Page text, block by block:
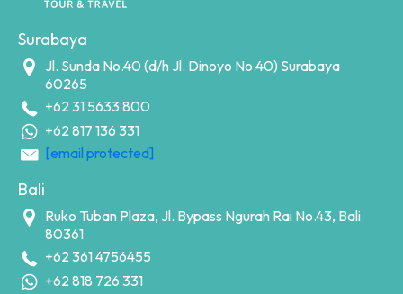
Surabaya
Jl. Sunda No.40 (d/h Jl. Dinoyo No.40) Surabaya
60265
+62 31 5633 800
+62 817 136 331
[email protected]
Bali
Ruko Tuban Plaza, Jl. Bypass Ngurah Rai No.43, Bali
80361
+62 361 4756455
+62 818 726 331